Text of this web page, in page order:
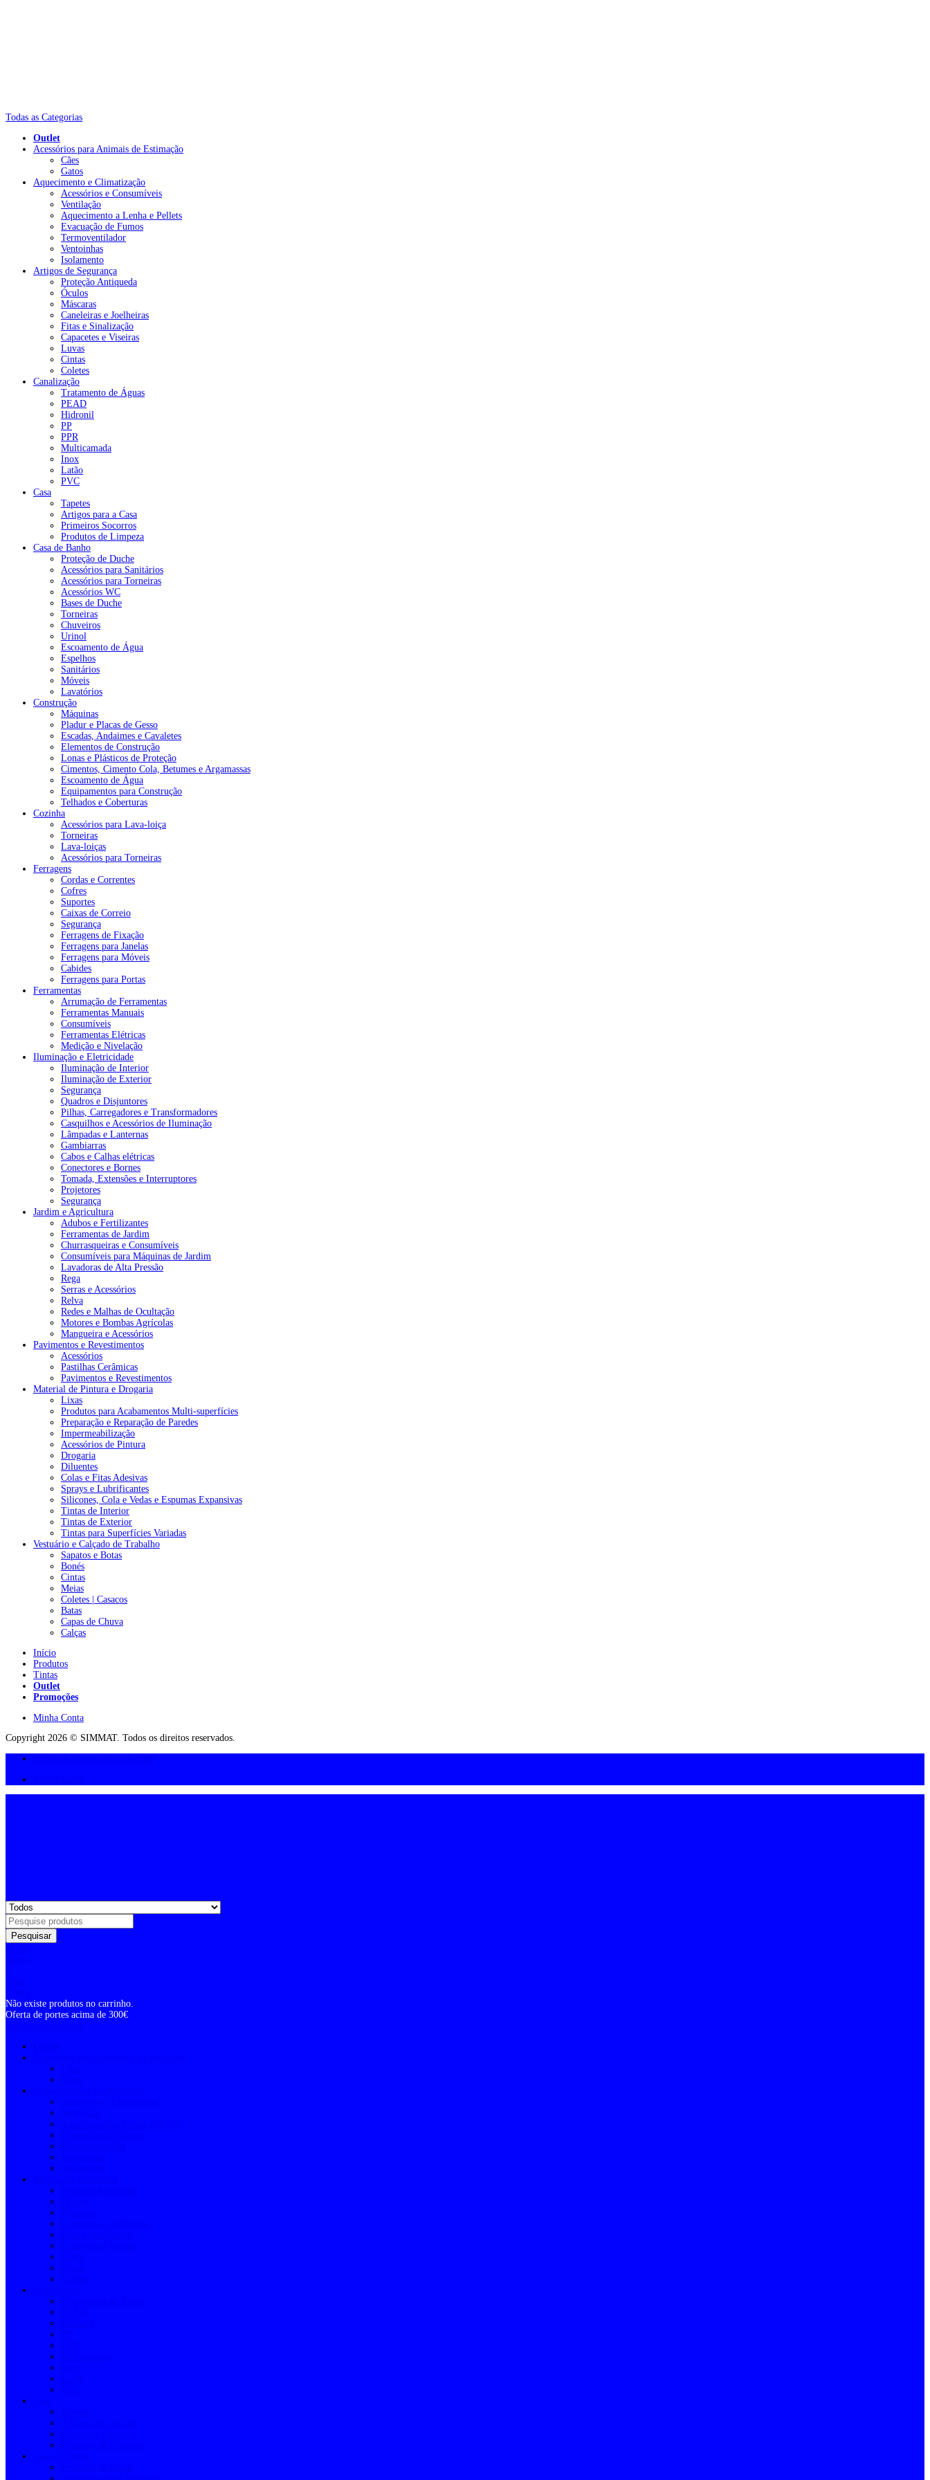
Todas as Categorias
Outlet
Acessórios para Animais de Estimação
Cães
Gatos
Aquecimento e Climatização
Acessórios e Consumíveis
Ventilação
Aquecimento a Lenha e Pellets
Evacuação de Fumos
Termoventilador
Ventoinhas
Isolamento
Artigos de Segurança
Proteção Antiqueda
Óculos
Máscaras
Caneleiras e Joelheiras
Fitas e Sinalização
Capacetes e Viseiras
Luvas
Cintas
Coletes
Canalização
Tratamento de Águas
PEAD
Hidronil
PP
PPR
Multicamada
Inox
Latão
PVC
Casa
Tapetes
Artigos para a Casa
Primeiros Socorros
Produtos de Limpeza
Casa de Banho
Proteção de Duche
Acessórios para Sanitários
Acessórios para Torneiras
Acessórios WC
Bases de Duche
Torneiras
Chuveiros
Urinol
Escoamento de Água
Espelhos
Sanitários
Móveis
Lavatórios
Construção
Máquinas
Pladur e Placas de Gesso
Escadas, Andaimes e Cavaletes
Elementos de Construção
Lonas e Plásticos de Proteção
Cimentos, Cimento Cola, Betumes e Argamassas
Escoamento de Água
Equipamentos para Construção
Telhados e Coberturas
Cozinha
Acessórios para Lava-loiça
Torneiras
Lava-loiças
Acessórios para Torneiras
Ferragens
Cordas e Correntes
Cofres
Suportes
Caixas de Correio
Segurança
Ferragens de Fixação
Ferragens para Janelas
Ferragens para Móveis
Cabides
Ferragens para Portas
Ferramentas
Arrumação de Ferramentas
Ferramentas Manuais
Consumíveis
Ferramentas Elétricas
Medição e Nivelação
Iluminação e Eletricidade
Iluminação de Interior
Iluminação de Exterior
Segurança
Quadros e Disjuntores
Pilhas, Carregadores e Transformadores
Casquilhos e Acessórios de Iluminação
Lâmpadas e Lanternas
Gambiarras
Cabos e Calhas elétricas
Conectores e Bornes
Tomada, Extensões e Interruptores
Projetores
Segurança
Jardim e Agricultura
Adubos e Fertilizantes
Ferramentas de Jardim
Churrasqueiras e Consumíveis
Consumíveis para Máquinas de Jardim
Lavadoras de Alta Pressão
Rega
Serras e Acessórios
Relva
Redes e Malhas de Ocultação
Motores e Bombas Agrícolas
Mangueira e Acessórios
Pavimentos e Revestimentos
Acessórios
Pastilhas Cerâmicas
Pavimentos e Revestimentos
Material de Pintura e Drogaria
Lixas
Produtos para Acabamentos Multi-superfícies
Preparação e Reparação de Paredes
Impermeabilização
Acessórios de Pintura
Drogaria
Diluentes
Colas e Fitas Adesivas
Sprays e Lubrificantes
Silicones, Cola e Vedas e Espumas Expansivas
Tintas de Interior
Tintas de Exterior
Tintas para Superfícies Variadas
Vestuário e Calçado de Trabalho
Sapatos e Botas
Bonés
Cintas
Meias
Coletes | Casacos
Batas
Capas de Chuva
Calças
Início
Produtos
Tintas
Outlet
Promoções
Minha Conta
Copyright 2026 © SIMMAT. Todos os direitos reservados.
Pesquisar
Não existe produtos no carrinho.
Oferta de portes acima de 300€